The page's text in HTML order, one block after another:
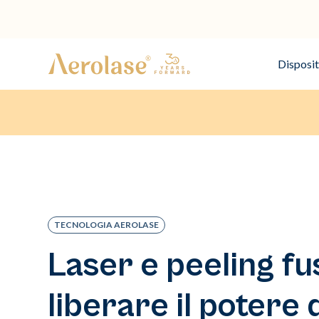
TECNOLOGIA AEROLASE
Laser e peeling
liberare il potere